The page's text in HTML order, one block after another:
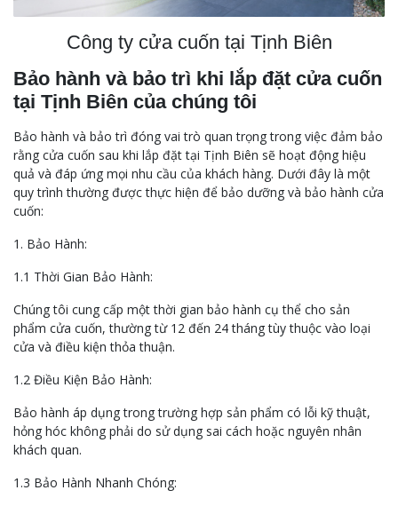
Công ty cửa cuốn tại Tịnh Biên
Bảo hành và bảo trì khi lắp đặt cửa cuốn
tại Tịnh Biên của chúng tôi
Bảo hành và bảo trì đóng vai trò quan trọng trong việc đảm bảo
rằng cửa cuốn sau khi lắp đặt tại Tịnh Biên sẽ hoạt động hiệu
quả và đáp ứng mọi nhu cầu của khách hàng. Dưới đây là một
quy trình thường được thực hiện để bảo dưỡng và bảo hành cửa
cuốn:
1. Bảo Hành:
1.1 Thời Gian Bảo Hành:
Chúng tôi cung cấp một thời gian bảo hành cụ thể cho sản
phẩm cửa cuốn, thường từ 12 đến 24 tháng tùy thuộc vào loại
cửa và điều kiện thỏa thuận.
1.2 Điều Kiện Bảo Hành:
Bảo hành áp dụng trong trường hợp sản phẩm có lỗi kỹ thuật,
hỏng hóc không phải do sử dụng sai cách hoặc nguyên nhân
khách quan.
1.3 Bảo Hành Nhanh Chóng: